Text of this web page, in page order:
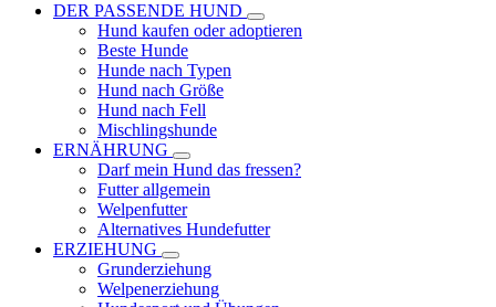
DER PASSENDE HUND
Hund kaufen oder adoptieren
Beste Hunde
Hunde nach Typen
Hund nach Größe
Hund nach Fell
Mischlingshunde
ERNÄHRUNG
Darf mein Hund das fressen?
Futter allgemein
Welpenfutter
Alternatives Hundefutter
ERZIEHUNG
Grunderziehung
Welpenerziehung